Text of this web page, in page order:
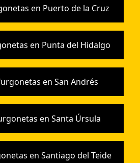
en Puerto de la Cruz
en Punta del Hidalgo
en San Andrés
en Santa Úrsula
en Santiago del Teide